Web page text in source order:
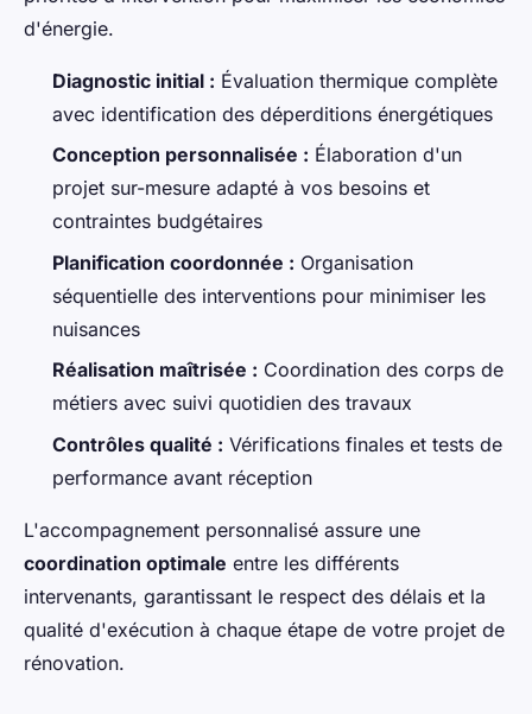
d'énergie.
Diagnostic initial : Évaluation thermique complète
avec identification des déperditions énergétiques
Conception personnalisée : Élaboration d'un
projet sur-mesure adapté à vos besoins et
contraintes budgétaires
Planification coordonnée : Organisation
séquentielle des interventions pour minimiser les
nuisances
Réalisation maîtrisée : Coordination des corps de
métiers avec suivi quotidien des travaux
Contrôles qualité : Vérifications finales et tests de
performance avant réception
L'accompagnement personnalisé assure une
coordination optimale entre les différents
intervenants, garantissant le respect des délais et la
qualité d'exécution à chaque étape de votre projet de
rénovation.